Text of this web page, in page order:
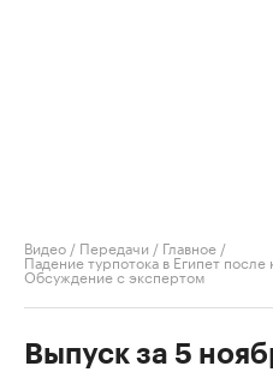
Видео / Передачи / Главное /
Падение турпотока в Египет
Обсуждение с экспертом
Выпуск за 5